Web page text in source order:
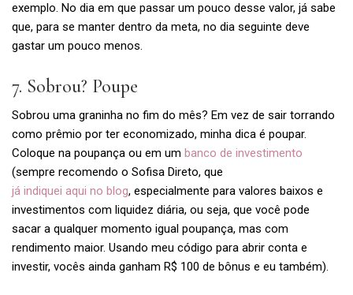
exemplo. No dia em que passar um pouco desse valor, já sabe
que, para se manter dentro da meta, no dia seguinte deve
gastar um pouco menos.
7. Sobrou? Poupe
Sobrou uma graninha no fim do mês? Em vez de sair torrando
como prêmio por ter economizado, minha dica é poupar.
Coloque na poupança ou em um banco de investimento
(sempre recomendo o Sofisa Direto, que
já indiquei aqui no blog, especialmente para valores baixos e
investimentos com liquidez diária, ou seja, que você pode
sacar a qualquer momento igual poupança, mas com
rendimento maior. Usando meu código para abrir conta e
investir, vocês ainda ganham R$ 100 de bônus e eu também).